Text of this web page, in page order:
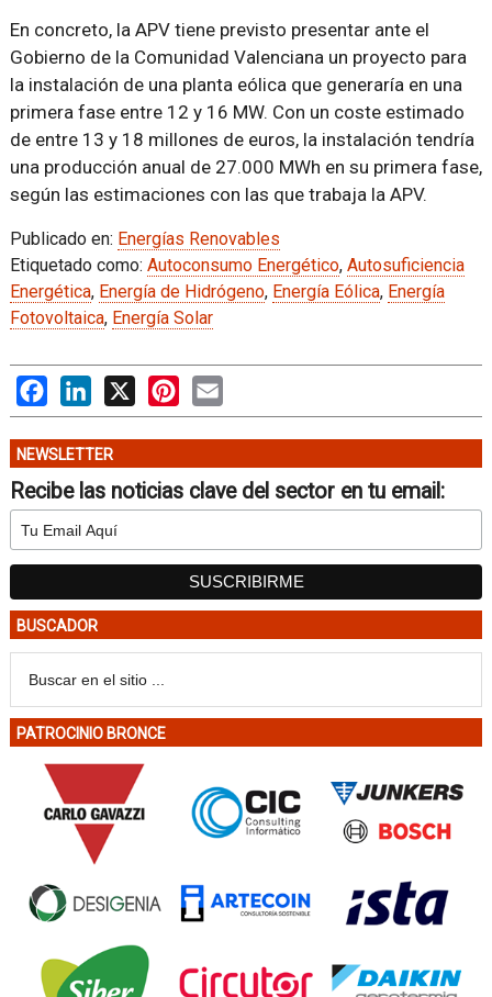
En concreto, la APV tiene previsto presentar ante el
Gobierno de la Comunidad Valenciana un proyecto para
la instalación de una planta eólica que generaría en una
primera fase entre 12 y 16 MW. Con un coste estimado
de entre 13 y 18 millones de euros, la instalación tendría
una producción anual de 27.000 MWh en su primera fase,
según las estimaciones con las que trabaja la APV.
Publicado en: Energías Renovables
Etiquetado como: Autoconsumo Energético, Autosuficiencia
Energética, Energía de Hidrógeno, Energía Eólica, Energía
Fotovoltaica, Energía Solar
FacebookLinkedIn
X PinterestEmail
NEWSLETTER
Recibe las noticias clave del sector en tu email:
BUSCADOR
PATROCINIO BRONCE